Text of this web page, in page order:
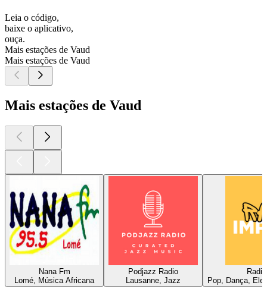
Leia o código,
baixe o aplicativo,
ouça.
Mais estações de Vaud
Mais estações de Vaud
Mais estações de Vaud
Nana Fm
Lomé, Música Africana
Podjazz Radio
Lausanne, Jazz
Pop, Dança,